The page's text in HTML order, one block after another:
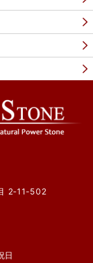
2-11-502
日